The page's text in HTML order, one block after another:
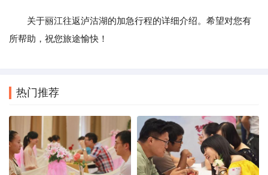
关于丽江往返泸沽湖的加急行程的详细介绍。希望对您有
所帮助，祝您旅途愉快！
热门推荐